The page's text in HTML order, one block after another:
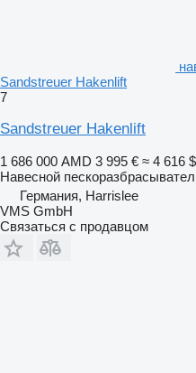
Sandstreuer Hakenlift
7
Sandstreuer Hakenlift
1 686 000 AMD 3 995 € ≈ 4 616 $
Навесной
Германия, Harrislee
VMS GmbH
Связаться с продавцом